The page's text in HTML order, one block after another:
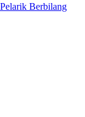
Berbilang